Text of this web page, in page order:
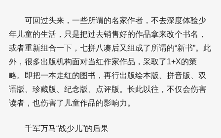
可回过头来，一些所谓的名家作者，不去深度体验少
年儿童的生活，只是把过去销售好的作品拿来改个书名，
或者重新组合一下，七拼八凑后又组成了所谓的“新书”。此
外，很多出版机构面对当红作家作品，采取了1+X的策
略。即把一本走红的图书，再行出版绘本版、拼音版、双
语版、珍藏版、纪念版、点评版。长此以往，不仅会伤害
读者，也伤害了儿童作品的影响力。
千军万马“战少儿”的后果